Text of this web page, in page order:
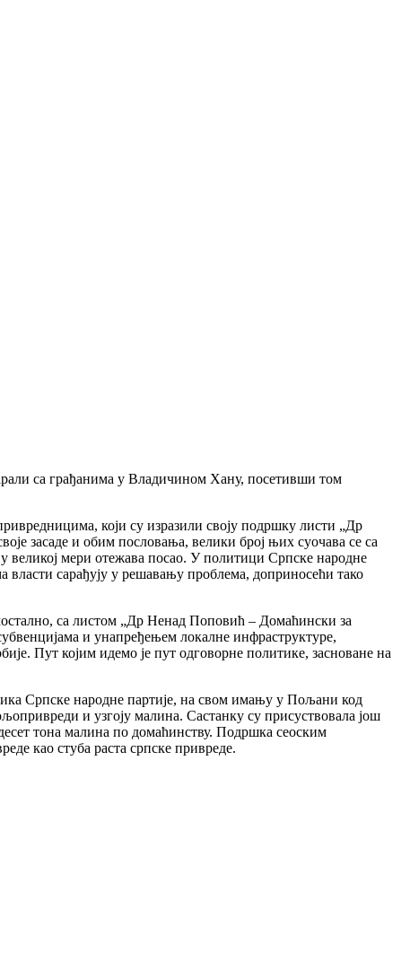
са грађанима у Владичином Хану, посетивши том
који су изразили своју подршку листи „Др
засаде и обим пословања, велики број њих суочава се са
мери отежава посао. У политици Српске народне
власти сарађују у решавању проблема, доприносећи тако
са листом „Др Ненад Поповић – Домаћински за
и унапређењем локалне инфраструктуре,
Пут којим идемо је пут одговорне политике, засноване на
Српске народне партије, на свом имању у Пољани код
и узгоју малина. Састанку су присуствовала још
тона малина по домаћинству. Подршка сеоским
као стуба раста српске привреде.